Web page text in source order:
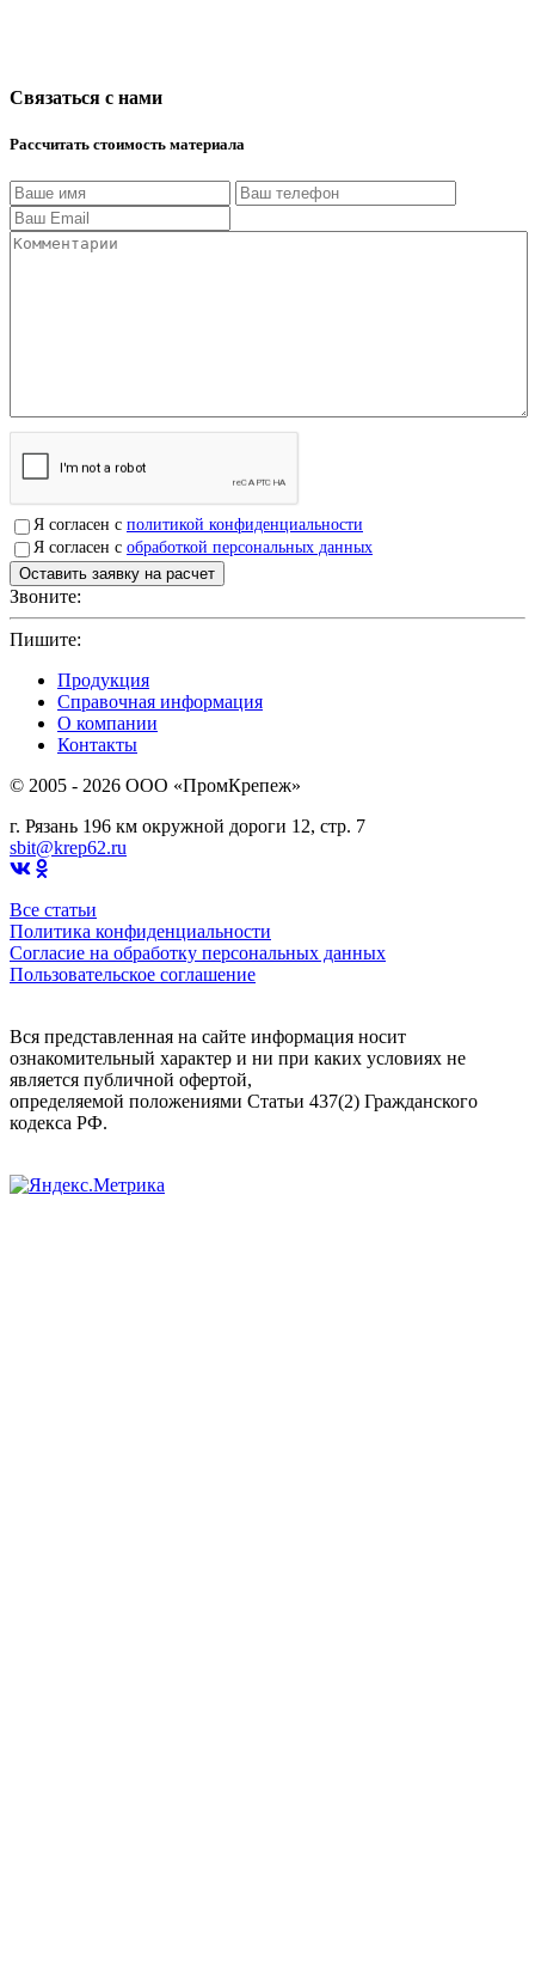
Связаться с нами
Рассчитать стоимость материала
Я согласен с политикой конфиденциальности
Я согласен с обработкой персональных данных
Звоните:
Пишите:
Продукция
Справочная информация
О компании
Контакты
© 2005 - 2026 OOO «ПромКрепеж»
г. Рязань 196 км окружной дороги 12, стр. 7
sbit@krep62.ru
Все статьи
Политика конфиденциальности
Согласие на обработку персональных данных
Пользовательское соглашение
Вся представленная на сайте информация носит
ознакомительный характер и ни при каких условиях не
является публичной офертой,
определяемой положениями Статьи 437(2) Гражданского
кодекса РФ.